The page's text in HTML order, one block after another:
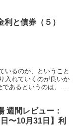
利と債券（５）
いるのか、ということ
入れていくのが良いか
あるというのは、二
週間レビュー：
〜10月31日】利